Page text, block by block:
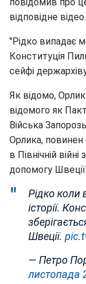
відповідне відео.
"Рідко випадає
Конституція
сейфі
Як відомо,
відомого як
Війська
Орлика, повинен
в Північній
допомогу Швеції
Рідко коли
історії.
Швеції.
— Петро
листопада